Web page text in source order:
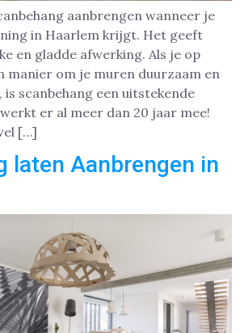
aanbrengen wanneer je
in Haarlem krijgt. Het geeft
en gladde afwerking. Als je op
manier om je muren duurzaam en
scanbehang een uitstekende
er al meer dan 20 jaar mee!
[…]
laten Aanbrengen in